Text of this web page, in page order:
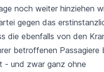
noch weiter hinziehen
gegen das
die ebenfalls von den
betroffenen Passagiere
- und zwar ganz ohne